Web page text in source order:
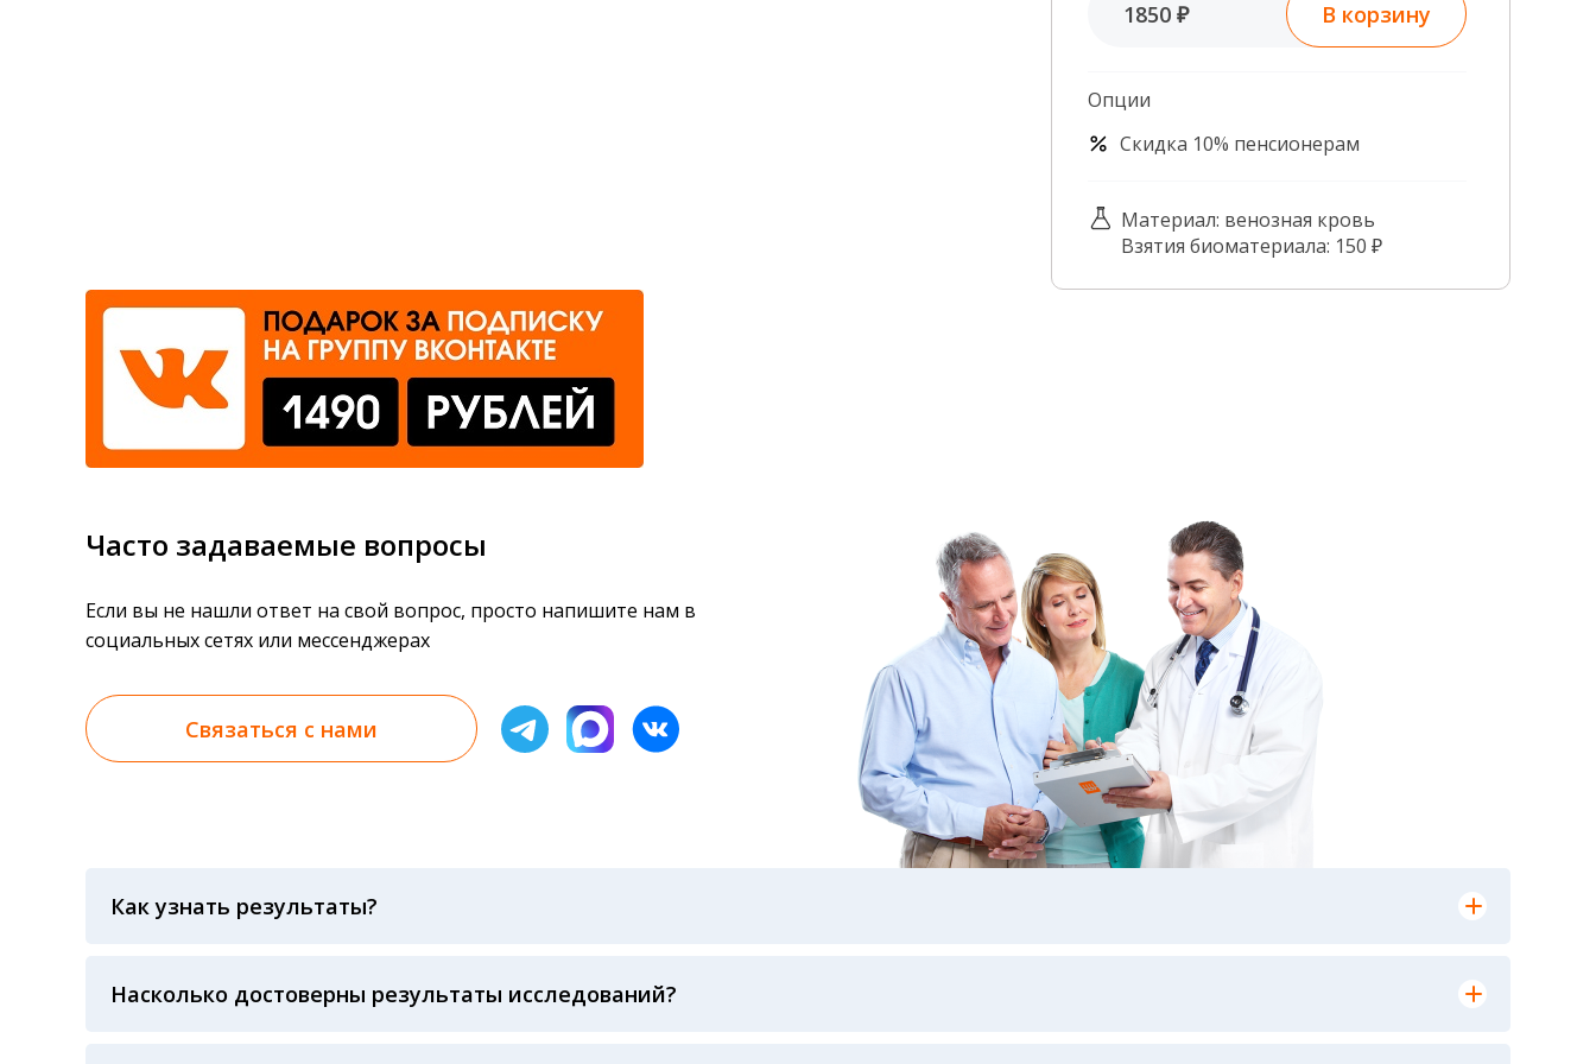
1850 ₽ В корзину
Опции
Скидка 10% пенсионерам
Материал: венозная кровь
Взятия биоматериала: 150 ₽
Часто задаваемые вопросы
Если вы не нашли ответ на свой вопрос, просто напишите нам в
социальных сетях или мессенджерах
Связаться с нами
Как узнать результаты?
анализов при предъявлении паспорта или чека об оплате
Насколько достоверны результаты исследований?
Гарантия качества лабораторных тестов обеспечивается соблюдением международных стандартов выполнения лабораторных исследований и